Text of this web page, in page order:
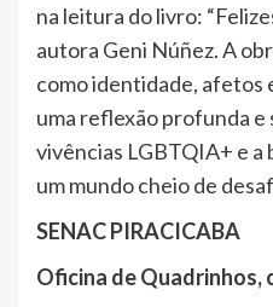
na leitura do livro:
autora Geni Núñez. A
como identidade, afetos
uma reflexão profunda e
vivências LGBTQIA+ e
um mundo cheio de
SENAC PIRACICABA
Oficina de Quadrinhos,